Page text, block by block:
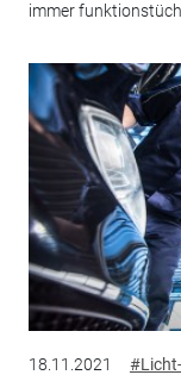
immer
18.11.2021